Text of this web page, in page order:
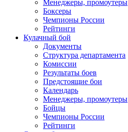
Менеджеры, промоутеры
Боксеры
Чемпионы России
Рейтинги
Кулачный бой
Документы
Структура департамента
Комиссии
Результаты боев
Предстоящие бои
Календарь
Менеджеры, промоутеры
Бойцы
Чемпионы России
Рейтинги